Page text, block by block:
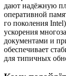
дают надёжную
оперативной
го поколения
ускорения
документами и
обеспечивает
для типичных